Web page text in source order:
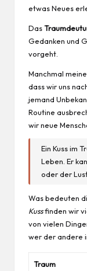
etwas Neues
Das
Gedanken und
vorgeht.
Manchmal
dass wir uns
jemand
Routine
wir neue
Ein Kuss im
Leben. Er
oder der
Was bedeuten
Kussfinden wir
von vielen
wer der andere
Traum